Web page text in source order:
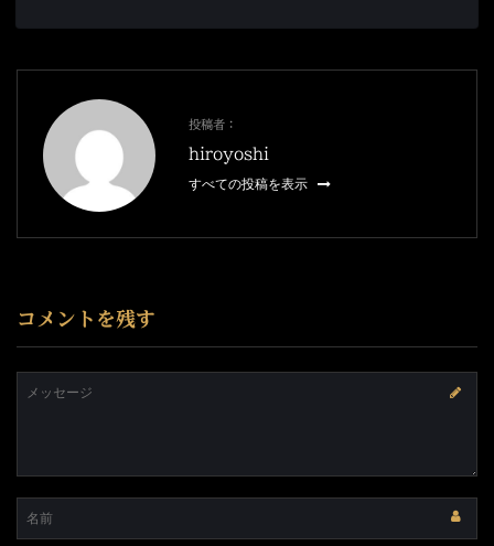
投稿者：
hiroyoshi
すべての投稿を表示
コメントを残す